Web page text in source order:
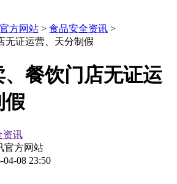
方网站 > 食品安全资讯 >
无证运营、天分制假
、餐饮门店无证运
假
资讯
官方网站
04-08 23:50